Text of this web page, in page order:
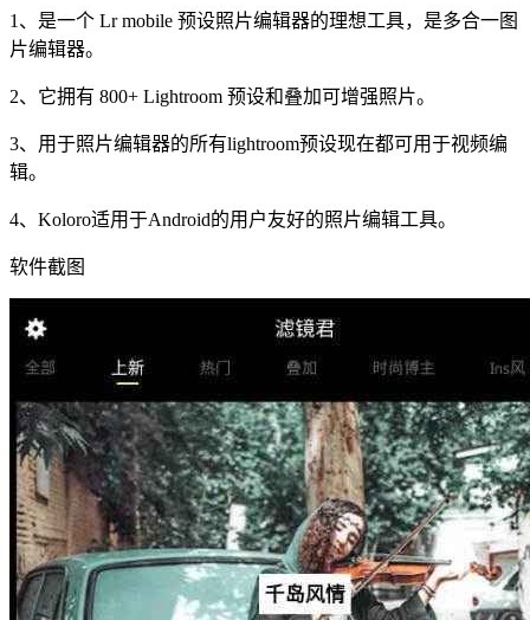
1、是一个 Lr mobile 预设照片编辑器的理想工具，是多合一图
片编辑器。
2、它拥有 800+ Lightroom 预设和叠加可增强照片。
3、用于照片编辑器的所有lightroom预设现在都可用于视频编
辑。
4、Koloro适用于Android的用户友好的照片编辑工具。
软件截图